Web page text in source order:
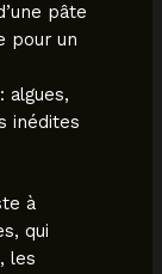
pâte
pour un
algues,
inédites
à
qui
les